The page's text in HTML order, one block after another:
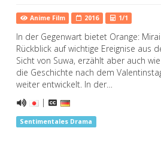
Anime Film 2016 1/1
In der Gegenwart bietet Orange:
Rückblick auf wichtige Ereignise aus
Sicht von Suwa, erzählt aber auch
die Geschichte nach dem
weiter entwickelt. In der…
|
Sentimentales Drama